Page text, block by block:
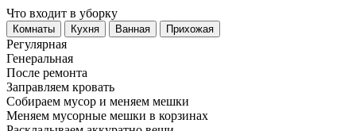
Что входит в уборку
Регу­лярная
Гене­ральная
После ремонта
Заправляем кровать
Собираем мусор и меняем мешки
Меняем мусорные мешки в корзинах